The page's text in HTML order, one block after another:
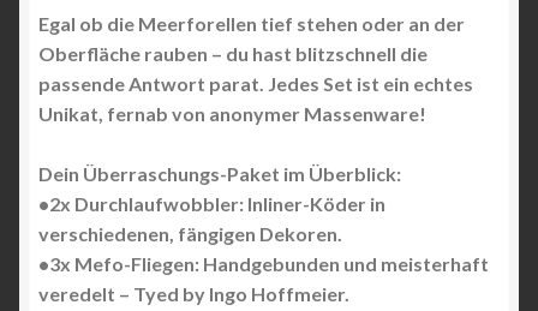
Egal ob die Meerforellen tief stehen oder an der
Oberfläche rauben – du hast blitzschnell die
passende Antwort parat. Jedes Set ist ein echtes
Unikat, fernab von anonymer Massenware!
Dein Überraschungs-Paket im Überblick:
•2x Durchlaufwobbler: Inliner-Köder in
verschiedenen, fängigen Dekoren.
•3x Mefo-Fliegen: Handgebunden und meisterhaft
veredelt – Tyed by Ingo Hoffmeier.